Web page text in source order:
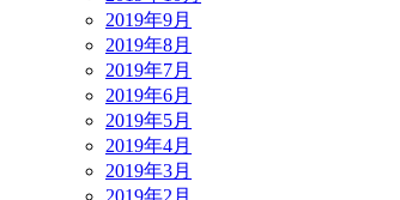
2019年9月
2019年8月
2019年7月
2019年6月
2019年5月
2019年4月
2019年3月